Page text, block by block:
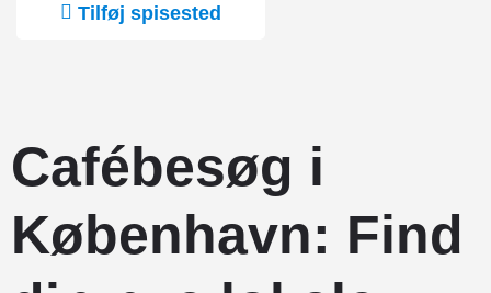
Tilføj spisested
Cafébesøg i
København: Find